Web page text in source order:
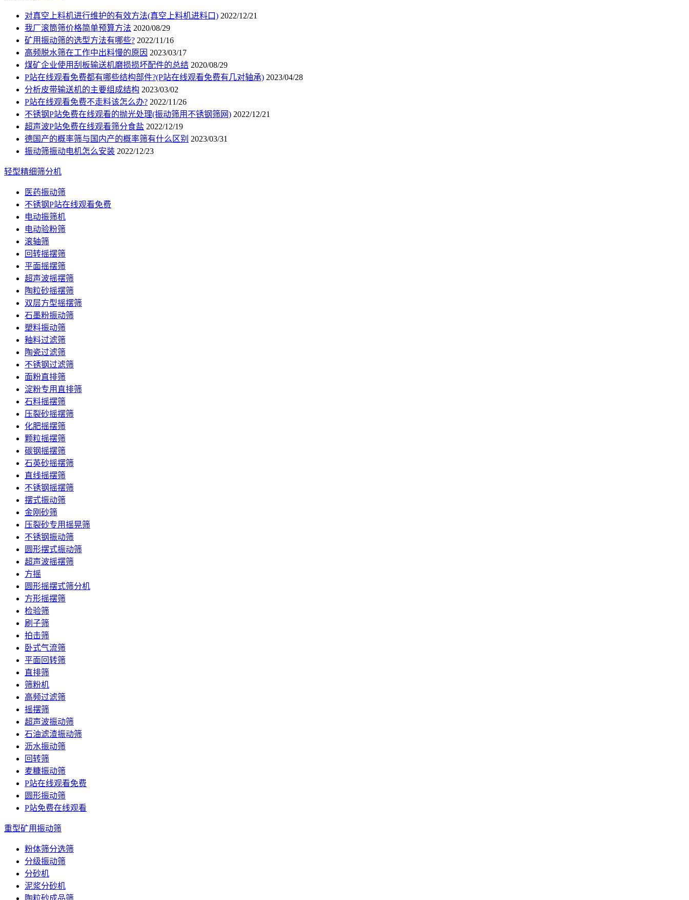
对真空上料机进行维护的有效方法(真空上料机进料口) 2022/12/21
我厂滚筒筛价格简单预算方法 2020/08/29
矿用振动筛的选型方法有哪些? 2022/11/16
高频脱水筛在工作中出料慢的原因 2023/03/17
煤矿企业使用刮板输送机磨损损坏配件的总结 2020/08/29
P站在线观看免费都有哪些结构部件?(P站在线观看免费有几对轴承) 2023/04/28
分析皮带输送机的主要组成结构 2023/03/02
P站在线观看免费不走料该怎么办? 2022/11/26
不锈钢P站免费在线观看的抛光处理(振动筛用不锈钢筛网) 2022/12/21
超声波P站免费在线观看筛分食盐 2022/12/19
德国产的概率筛与国内产的概率筛有什么区别 2023/03/31
振动筛振动电机怎么安装 2022/12/23
轻型精细筛分机
医药振动筛
不锈钢P站在线观看免费
电动振筛机
电动验粉筛
滚轴筛
回转摇摆筛
平面摇摆筛
超声波摇摆筛
陶粒砂摇摆筛
双层方型摇摆筛
石墨粉振动筛
塑料振动筛
釉料过滤筛
陶瓷过滤筛
不锈钢过滤筛
面粉直排筛
淀粉专用直排筛
石料摇摆筛
压裂砂摇摆筛
化肥摇摆筛
颗粒摇摆筛
碳钢摇摆筛
石英砂摇摆筛
直线摇摆筛
不锈钢摇摆筛
摆式振动筛
金刚砂筛
压裂砂专用摇晃筛
不锈钢振动筛
圆形摆式振动筛
超声波摇摆筛
方摇
圆形摇摆式筛分机
方形摇摆筛
检验筛
刷子筛
拍击筛
卧式气流筛
平面回转筛
直排筛
筛粉机
高频过滤筛
摇摆筛
超声波振动筛
石油滤渣振动筛
沥水振动筛
回转筛
麦糠振动筛
P站在线观看免费
圆形振动筛
P站免费在线观看
重型矿用振动筛
粉体筛分选筛
分级振动筛
分砂机
泥浆分砂机
陶粒砂成品筛